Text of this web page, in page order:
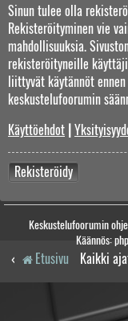
Sinun tulee olla
Rekisteröityminen vie
mahdollisuuksia.
rekisteröityneille
liittyvät käytännöt
keskustelufoorumin
Käyttöehdot
Rekisteröidy
Keskustelufoorumin
Käännös:
Etusivu Kaikki